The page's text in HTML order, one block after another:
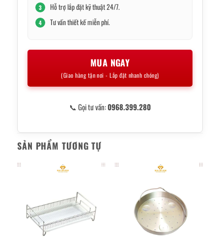
3 Hỗ trợ lắp đặt kỹ thuật 24/7.
4 Tư vấn thiết kế miễn phí.
MUA NGAY
(Giao hàng tận nơi - Lắp đặt nhanh chóng)
📞 Gọi tư vấn:0968.399.280
SẢN PHẨM TƯƠNG TỰ